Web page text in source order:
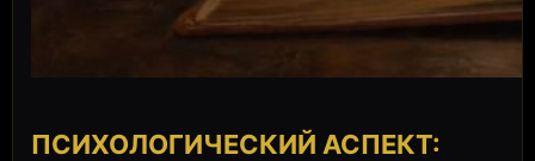
ПСИХОЛОГИЧЕСКИЙ АСПЕКТ: